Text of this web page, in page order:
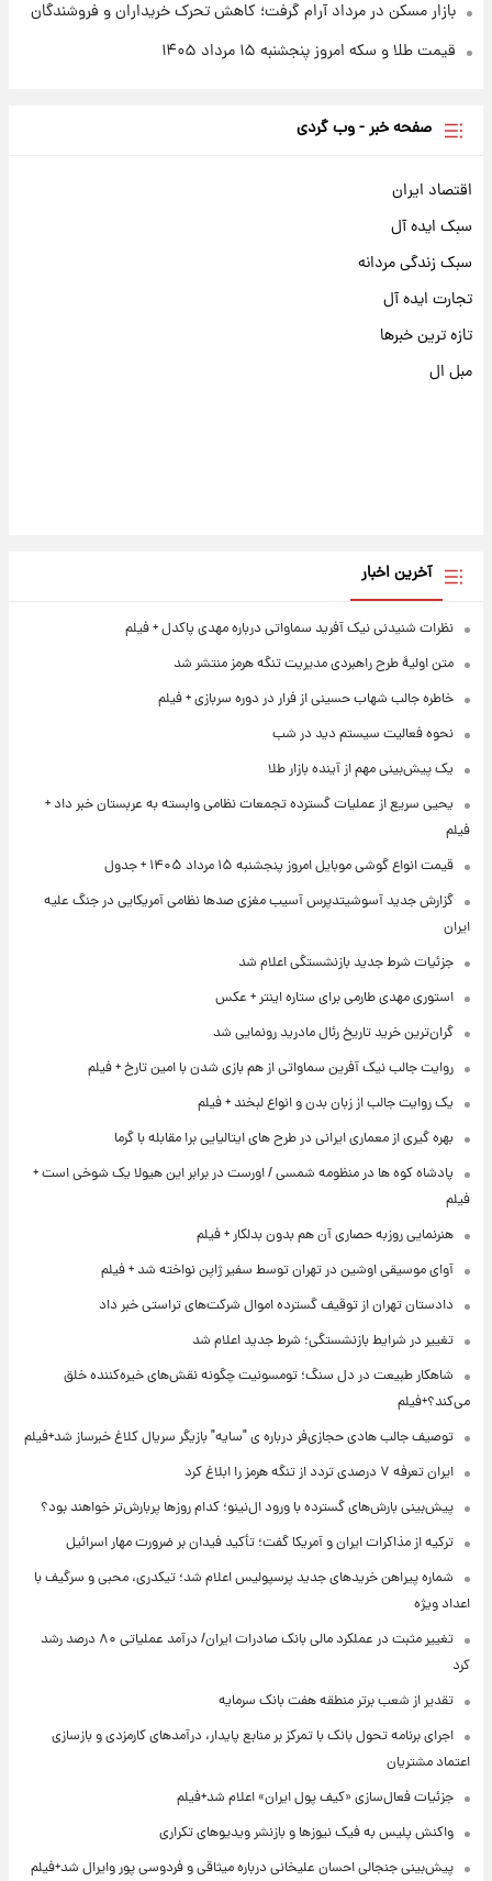
بازار مسکن در مرداد آرام گرفت؛ کاهش تحرک خریداران و فروشندگان
قیمت طلا و سکه امروز پنجشنبه ۱۵ مرداد ۱۴۰۵
صفحه خبر - وب گردی
اقتصاد ایران
سبک ایده آل
سبک زندگی مردانه
تجارت ایده آل
تازه ترین خبرها
مبل ال
آخرین اخبار
نظرات شنیدنی نیک آفرید سماواتی درباره مهدی پاکدل + فیلم
متن اولیۀ طرح راهبردی مدیریت تنگه هرمز منتشر شد
خاطره جالب شهاب حسینی از فرار در دوره سربازی + فیلم
نحوه فعالیت سیستم دید در شب
یک پیش‌بینی مهم از آینده بازار طلا
یحیی سریع از عملیات گسترده تجمعات نظامی وابسته به عربستان خبر داد +
فیلم
قیمت انواع گوشی موبایل امروز پنجشنبه ۱۵ مرداد ۱۴۰۵ + جدول
گزارش جدید آسوشیتدپرس آسیب مغزی صدها نظامی آمریکایی در جنگ علیه
ایران
جزئیات شرط جدید بازنشستگی اعلام شد
استوری مهدی طارمی برای ستاره اینتر + عکس
گران‌ترین خرید تاریخ رئال مادرید رونمایی شد
روایت جالب نیک آفرین سماواتی از هم بازی شدن با امین تارخ + فیلم
یک روایت جالب از زبان بدن و انواع لبخند + فیلم
بهره گیری از معماری ایرانی در طرح های ایتالیایی برا مقابله با گرما
پادشاه کوه ها در منظومه شمسی / اورست در برابر این هیولا یک شوخی است +
فیلم
هنرنمایی روزبه حصاری آن هم بدون بدلکار + فیلم
آوای موسیقی اوشین در تهران توسط سفیر ژاپن نواخته شد + فیلم
دادستان تهران از توقیف گسترده اموال شرکت‌های تراستی خبر داد
تغییر در شرایط بازنشستگی؛ شرط جدید اعلام شد
شاهکار طبیعت در دل سنگ؛ تومسونیت چگونه نقش‌های خیره‌کننده خلق
می‌کند؟+فیلم
توصیف جالب هادی حجازی‌فر درباره ی "سایه" بازیگر سریال کلاغ خبرساز شد+فیلم
ایران تعرفه ۷ درصدی تردد از تنگه هرمز را ابلاغ کرد
پیش‌بینی بارش‌های گسترده با ورود ال‌نینو؛ کدام روزها پربارش‌تر خواهند بود؟
ترکیه از مذاکرات ایران و آمریکا گفت؛ تأکید فیدان بر ضرورت مهار اسرائیل
شماره پیراهن خریدهای جدید پرسپولیس اعلام شد؛ تیکدری، محبی و سرگیف با
اعداد ویژه
تغییر مثبت در عملکرد مالی بانک صادرات ایران/ درآمد عملیاتی ۸۰ درصد رشد
کرد
تقدیر از شعب برتر منطقه هفت بانک سرمایه
اجرای برنامه تحول بانک با تمرکز بر منابع پایدار، درآمدهای کارمزدی و بازسازی
اعتماد مشتریان
جزئیات فعال‌سازی «کیف پول ایران» اعلام شد+فیلم
واکنش پلیس به فیک نیوزها و بازنشر ویدیوهای تکراری
پیش‌بینی جنجالی احسان علیخانی درباره میثاقی و فردوسی پور وایرال شد+فیلم